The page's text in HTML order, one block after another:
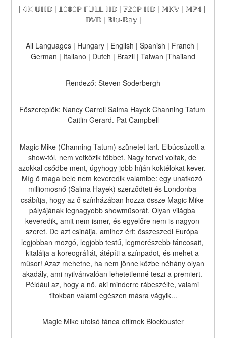
| 𝟜𝕂 𝕌ℍ𝔻 | 𝟙𝟘𝟠𝟘ℙ 𝔽𝕌𝕃𝕃 ℍ𝔻 | 𝟟𝟚𝟘ℙ ℍ𝔻 | 𝕄𝕂𝕍 | 𝕄ℙ𝟜 |
𝔻𝕍𝔻 | 𝔹𝕝𝕦-ℝ𝕒𝕪 |
All Languages | Hungary | English | Spanish | Franch |
German | Italiano | Dutch | Brazil | Taiwan |Thailand
Rendező: Steven Soderbergh
Főszereplők: Nancy Carroll Salma Hayek Channing Tatum
Caitlin Gerard. Pat Campbell
Magic Mike (Channing Tatum) szünetet tart. Elbúcsúzott a
show-tól, nem vetkőzik többet. Nagy tervei voltak, de
azokkal csődbe ment, úgyhogy jobb híján koktélokat kever.
Míg ő maga bele nem keveredik valamibe: egy unatkozó
milliomosnő (Salma Hayek) szerződteti és Londonba
csábítja, hogy az ő színházában hozza össze Magic Mike
pályájának legnagyobb showműsorát. Olyan világba
keveredik, amit nem ismer, és egyelőre nem is nagyon
szeret. De azt csinálja, amihez ért: összeszedi Európa
legjobban mozgó, legjobb testű, legmerészebb táncosait,
kitalálja a koreográfiát, átépíti a színpadot, és mehet a
műsor! Azaz mehetne, ha nem jönne közbe néhány olyan
akadály, ami nyilvánvalóan lehetetlenné teszi a premiert.
Például az, hogy a nő, aki minderre rábeszélte, valami
titokban valami egészen másra vágyik...
Magic Mike utolsó tánca efilmek Blockbuster